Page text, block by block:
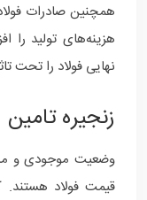
همچنین صادرات
هزینه‌های تولید
نهایی فولاد را تحت
زنجیره تامین
وضعیت موجودی و
قیمت فولاد هستند.